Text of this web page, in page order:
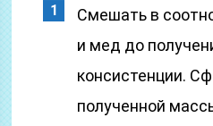
Смешать в
и мед до
консистенции.
полученной